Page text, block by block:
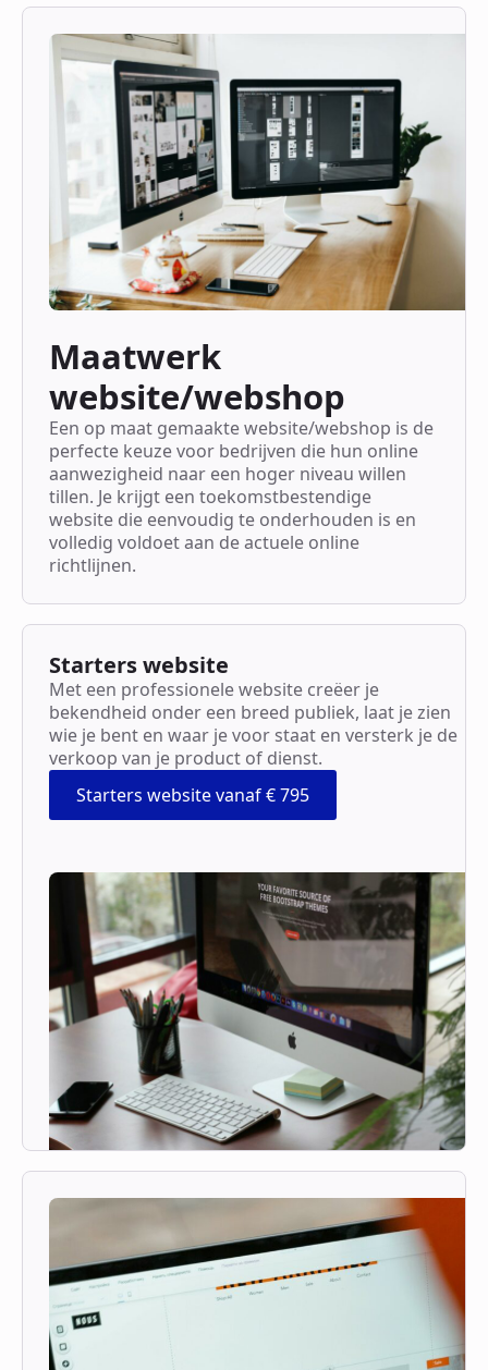
Starters website
Met een professionele website creëer je
bekendheid onder een breed publiek, laat je zien
wie je bent en waar je voor staat en versterk je de
verkoop van je product of dienst.
Starters website vanaf € 795
Maatwerk
website/webshop
Een op maat gemaakte website/webshop is de
perfecte keuze voor bedrijven die hun online
aanwezigheid naar een hoger niveau willen
tillen. Je krijgt een toekomstbestendige
website die eenvoudig te onderhouden is en
volledig voldoet aan de actuele online
richtlijnen.